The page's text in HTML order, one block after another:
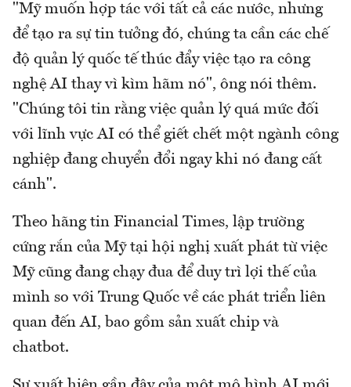
"Mỹ muốn hợp tác với tất cả các nước, nhưng
để tạo ra sự tin tưởng đó, chúng ta cần các chế
độ quản lý quốc tế thúc đẩy việc tạo ra công
nghệ AI thay vì kìm hãm nó", ông nói thêm.
"Chúng tôi tin rằng việc quản lý quá mức đối
với lĩnh vực AI có thể giết chết một ngành công
nghiệp đang chuyển đổi ngay khi nó đang cất
cánh".
Theo hãng tin Financial Times, lập trường
cứng rắn của Mỹ tại hội nghị xuất phát từ việc
Mỹ cũng đang chạy đua để duy trì lợi thế của
mình so với Trung Quốc về các phát triển liên
quan đến AI, bao gồm sản xuất chip và
chatbot.